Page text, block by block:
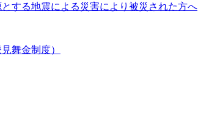
する地震による災害により被災された方へ
舞金制度）